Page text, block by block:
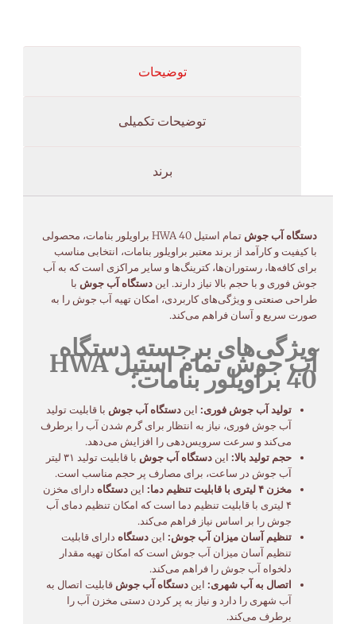
توضیحات
توضیحات تکمیلی
برند
دستگاه آب جوش
تمام استیل HWA 40 براویلور بنامات، محصولی
با کیفیت و کارآمد از برند معتبر براویلور بنامات، انتخابی مناسب
برای کافه‌ها، رستوران‌ها، کترینگ‌ها و سایر مراکزی است که به آب
جوش فوری و با حجم بالا نیاز دارند. این دستگاه آب جوش با
طراحی صنعتی و ویژگی‌های کاربردی، امکان تهیه آب جوش را به
صورت سریع و آسان فراهم می‌کند.
ویژگی‌های برجسته دستگاه
آب جوش تمام استیل HWA
40 براویلور بنامات:
تولید آب جوش فوری: ایندستگاه آب جوش با قابلیت تولید
آب جوش فوری، نیاز به انتظار برای گرم شدن آب را برطرف
می‌کند و سرعت سرویس‌دهی را افزایش می‌دهد.
حجم تولید بالا: ایندستگاه آب جوش
با قابلیت تولید ۳۱ لیتر
آب جوش در ساعت، برای مصارف پر حجم مناسب است.
مخزن ۴ لیتری با قابلیت تنظیم دما:
ایندستگاه دارای مخزن
۴ لیتری با قابلیت تنظیم دما است که امکان تنظیم دمای آب
جوش را بر اساس نیاز فراهم می‌کند.
تنظیم آسان میزان آب جوش: ایندستگاه دارای قابلیت
تنظیم آسان میزان آب جوش است که امکان تهیه مقدار
دلخواه آب جوش را فراهم می‌کند.
اتصال به آب شهری: ایندستگاه آب جوش قابلیت اتصال به
آب شهری را دارد و نیاز به پر کردن دستی مخزن آب را
برطرف می‌کند.